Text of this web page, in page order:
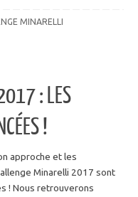
MINARELLI
: LES
!
approche et les
Minarelli 2017 sont
! Nous retrouverons